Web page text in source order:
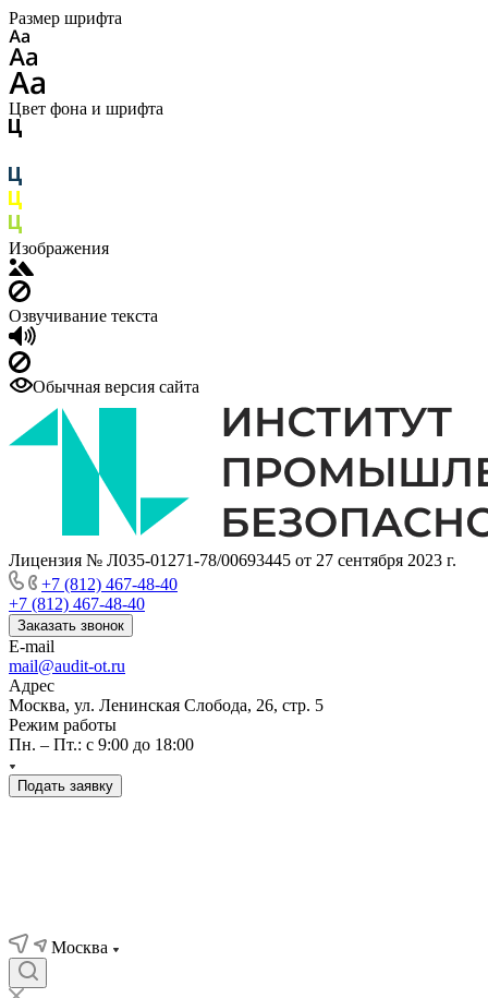
Размер шрифта
Цвет фона и шрифта
Изображения
Озвучивание текста
Обычная версия сайта
Лицензия № Л035-01271-78/00693445 от 27 сентября 2023 г.
+7 (812) 467-48-40
+7 (812) 467-48-40
Заказать звонок
E-mail
mail@audit-ot.ru
Адрес
Москва, ул. Ленинская Слобода, 26, стр. 5
Режим работы
Пн. – Пт.: с 9:00 до 18:00
Подать заявку
Москва